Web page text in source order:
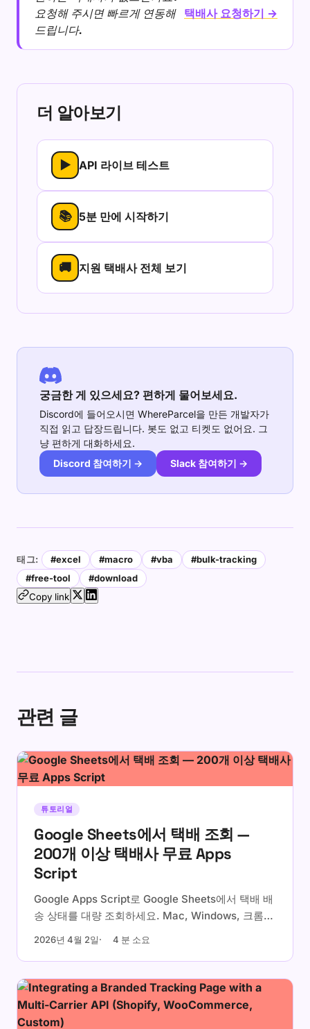
요청해 주시면 빠르게 연동해
드립니다.
택배사 요청하기 →
더 알아보기
▶ API 라이브 테스트
📚 5분 만에 시작하기
🚚 지원 택배사 전체 보기
궁금한 게 있으세요? 편하게 물어보세요.
Discord에 들어오시면 WhereParcel을 만든 개발자가
직접 읽고 답장드립니다. 봇도 없고 티켓도 없어요. 그
냥 편하게 대화하세요.
Discord 참여하기 →
Slack 참여하기 →
태그: #excel #macro #vba
#bulk-tracking
#free-tool
#download
Copy link
관련 글
튜토리얼
Google Sheets에서 택배 조회 —
200개 이상 택배사 무료 Apps
Script
Google Apps Script로 Google Sheets에서 택배 배
송 상태를 대량 조회하세요. Mac, Windows, 크롬북
택배 등 지원.
2026년 4월 2일 4 분 소요